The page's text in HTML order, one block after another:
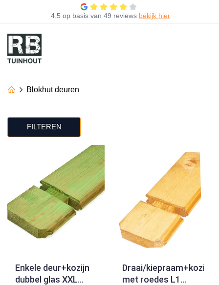
4.5 op basis van 49 reviews bekijk hier
Blokhut deuren
FILTEREN
Enkele deur+kozijn
dubbel glas XXL
Draai/kiepraam+kozijn
met roedes L1